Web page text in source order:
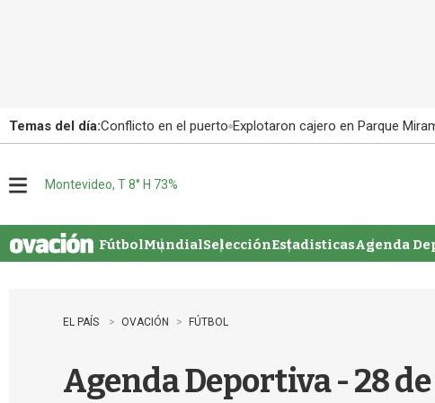
Temas del día:Conflicto en el puerto Explotaron cajero en Parque
u
Montevideo, T 8° H 73%
FútbolMundialSelecciónEstadisticasAgenda
EL PAÍS OVACIÓN FÚTBOL
Agenda Deportiva - 28